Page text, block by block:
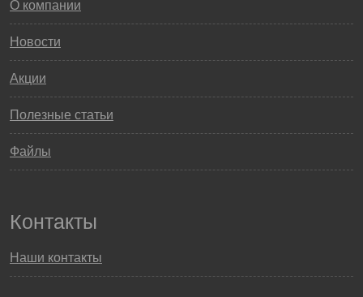
О компании
Новости
Акции
Полезные статьи
Файлы
Контакты
Наши контакты